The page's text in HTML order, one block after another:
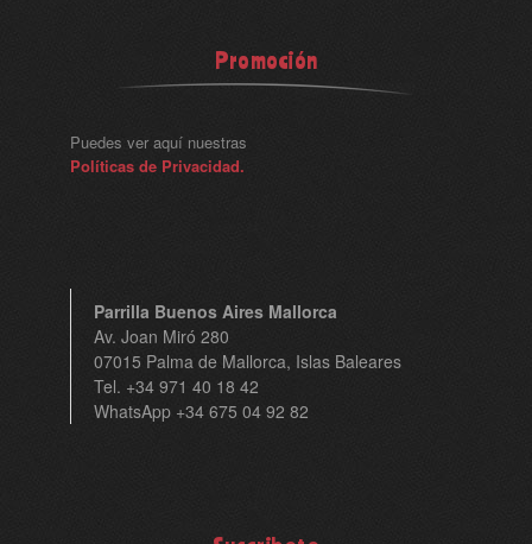
Promoción
Puedes ver aquí nuestras
Políticas de Privacidad.
Parrilla Buenos Aires Mallorca
Av. Joan Miró 280
07015 Palma de Mallorca, Islas Baleares
Tel. +34 971 40 18 42
WhatsApp +34 675 04 92 82